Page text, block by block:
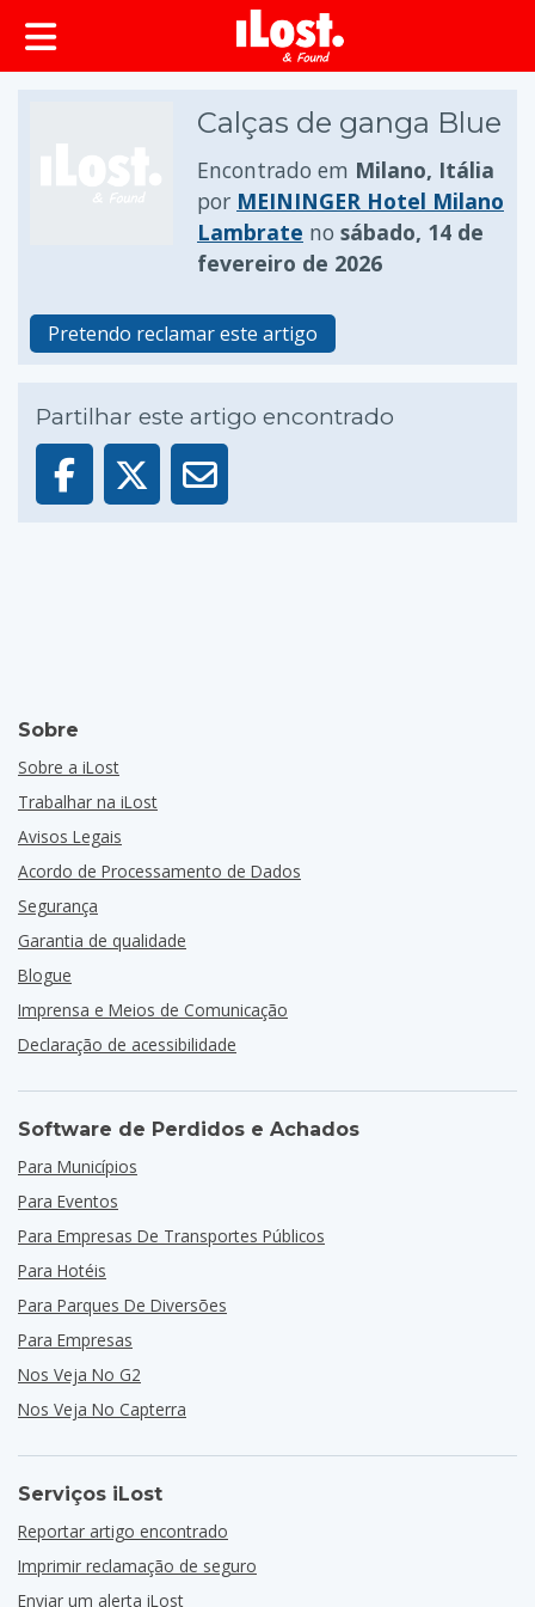
conteúdo principal
Calças de ganga Blue
Encontrado em Milano, Itália
por MEININGER Hotel Milano
Lambrate no sábado, 14 de
fevereiro de 2026
Pretendo reclamar este artigo
Partilhar este artigo encontrado
Sobre
Sobre a iLost
Trabalhar na iLost
Avisos Legais
Acordo de Processamento de Dados
Segurança
Garantia de qualidade
Blogue
Imprensa e Meios de Comunicação
Declaração de acessibilidade
Software de Perdidos e Achados
Para Municípios
Para Eventos
Para Empresas De Transportes Públicos
Para Hotéis
Para Parques De Diversões
Para Empresas
Nos Veja No G2
Nos Veja No Capterra
Serviços iLost
Reportar artigo encontrado
Imprimir reclamação de seguro
Enviar um alerta iLost